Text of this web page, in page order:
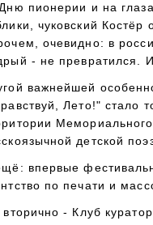
пионерии и на
чуковский
очевидно: в
- не превратился.
важнейшей
Лето!" стало
детской
впервые
по печати и
- Клуб